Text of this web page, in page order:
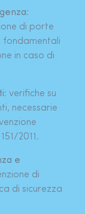
di porte
fondamentali
in caso di
verifiche su
necessarie
2011.
e
di
di sicurezza